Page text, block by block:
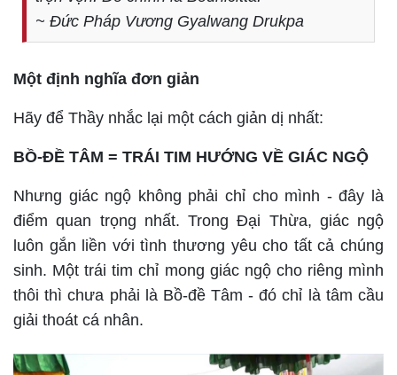
~ Đức Pháp Vương Gyalwang Drukpa
Một định nghĩa đơn giản
Hãy để Thầy nhắc lại một cách giản dị nhất:
BỒ-ĐỀ TÂM = TRÁI TIM HƯỚNG VỀ GIÁC NGỘ
Nhưng giác ngộ không phải chỉ cho mình - đây là
điểm quan trọng nhất. Trong Đại Thừa, giác ngộ
luôn gắn liền với tình thương yêu cho tất cả chúng
sinh. Một trái tim chỉ mong giác ngộ cho riêng mình
thôi thì chưa phải là Bồ-đề Tâm - đó chỉ là tâm cầu
giải thoát cá nhân.